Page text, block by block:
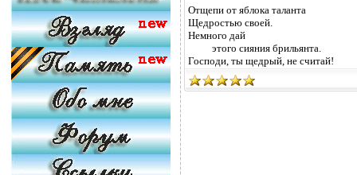
Отщепи от яблока таланта
Щедростью своей.
Немного дай
этого сияния брильянта.
Господи, ты щедрый, не считай!